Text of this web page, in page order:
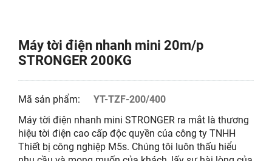
Máy tời điện nhanh mini 20m/p
STRONGER 200KG
Mã sản phẩm:
YT-TZF-200/400
Máy tời điện nhanh mini STRONGER ra mắt là thương
hiệu tời điện cao cấp độc quyền của công ty TNHH
Thiết bị công nghiệp M5s. Chúng tôi luôn thấu hiểu